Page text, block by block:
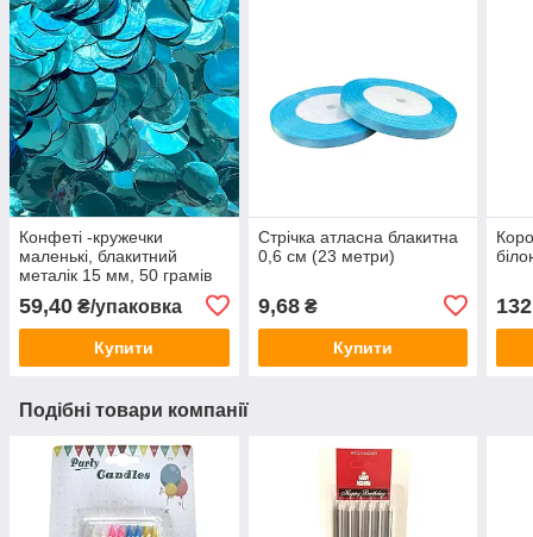
Конфеті -кружечки
маленькі, блакитний
металік 15 мм, 50 грамів
59,40 ₴/упаковка
Купити
Стрічка атласна блакитна
0,6 см (23 метри)
9,68₴
Купити
132
Подібні товари компанії